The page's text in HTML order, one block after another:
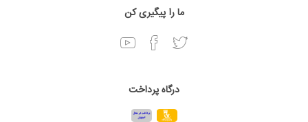
ما را پیگیری کن
درگاه پرداخت